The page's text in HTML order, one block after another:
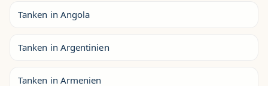
Tanken in Angola
Tanken in Argentinien
Tanken in Armenien